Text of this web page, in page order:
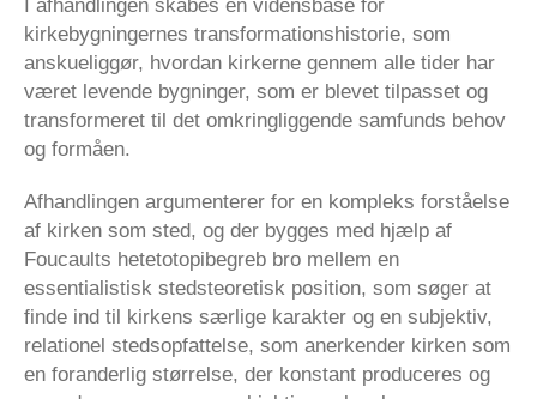
I afhandlingen skabes en vidensbase for
kirkebygningernes transformationshistorie, som
anskueliggør, hvordan kirkerne gennem alle tider har
været levende bygninger, som er blevet tilpasset og
transformeret til det omkringliggende samfunds behov
og formåen.
Afhandlingen argumenterer for en kompleks forståelse
af kirken som sted, og der bygges med hjælp af
Foucaults hetetotopibegreb bro mellem en
essentialistisk stedsteoretisk position, som søger at
finde ind til kirkens særlige karakter og en subjektiv,
relationel stedsopfattelse, som anerkender kirken som
en foranderlig størrelse, der konstant produceres og